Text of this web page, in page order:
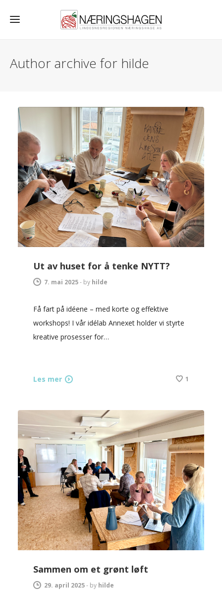
Author archive for hilde
Ut av huset for å tenke NYTT?
7. mai 2025- by hilde
Få fart på idéene – med korte og effektive
workshops! I vår idélab Annexet holder vi styrte
kreative prosesser for…
Les mer 1
Sammen om et grønt løft
29. april 2025- by hilde